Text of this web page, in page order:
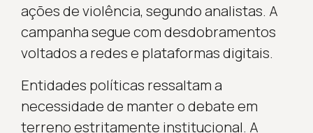
ações de violência, segundo analistas. A
campanha segue com desdobramentos
voltados a redes e plataformas digitais.
Entidades políticas ressaltam a
necessidade de manter o debate em
terreno estritamente institucional. A